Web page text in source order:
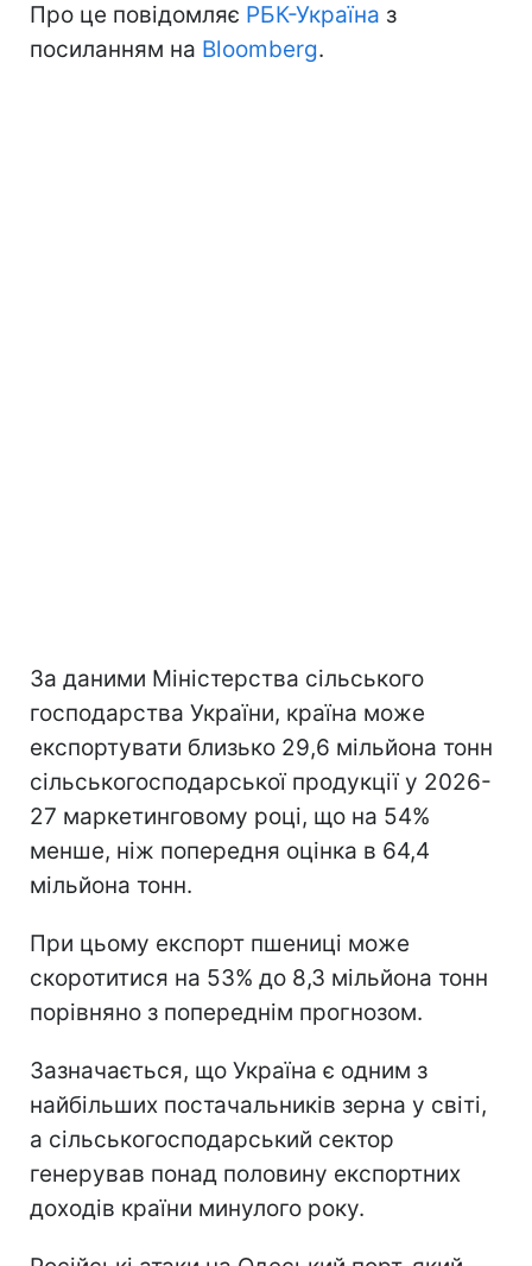
Про це повідомляє РБК-Україна з
посиланням на Bloomberg.
За даними Міністерства сільського
господарства України, країна може
експортувати близько 29,6 мільйона тонн
сільськогосподарської продукції у 2026-
27 маркетинговому році, що на 54%
менше, ніж попередня оцінка в 64,4
мільйона тонн.
При цьому експорт пшениці може
скоротитися на 53% до 8,3 мільйона тонн
порівняно з попереднім прогнозом.
Зазначається, що Україна є одним з
найбільших постачальників зерна у світі,
а сільськогосподарський сектор
генерував понад половину експортних
доходів країни минулого року.